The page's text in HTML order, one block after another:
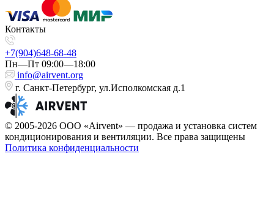
Контакты
+7(904)648-68-48
Пн—Пт 09:00—18:00
info@airvent.org
г. Санкт-Петербург, ул.Исполкомская д.1
© 2005-2026 ООО «Airvent» — продажа и установка систем
кондиционирования и вентиляции. Все права защищены
Политика конфиденциальности